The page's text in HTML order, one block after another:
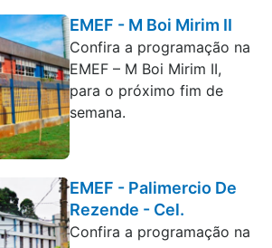
EMEF - M Boi Mirim II
Confira a programação na
EMEF – M Boi Mirim II,
para o próximo fim de
semana.
EMEF - Palimercio De
Rezende - Cel.
Confira a programação na